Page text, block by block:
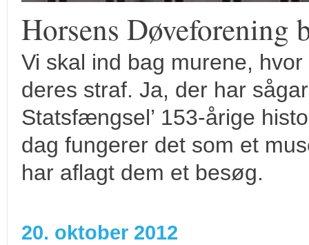
Horsens Døveforening
Vi skal ind bag murene,
deres straf. Ja, der har
Statsfængsel’ 153-årige
dag fungerer det som et
har aflagt dem et besøg.
20. oktober 2012